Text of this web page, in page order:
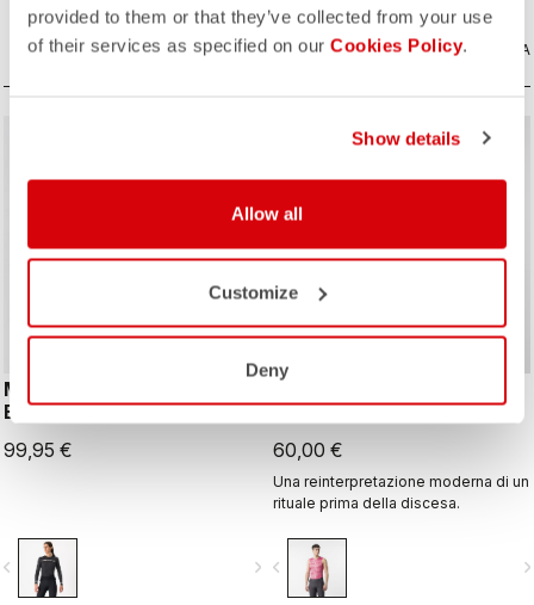
provided to them or that they’ve collected from your use
of their services as specified on our Cookies Policy.
Show details
Allow all
Customize
Deny
CONFRONTA CONFRONTA
MERINO SEAMLESS W
BASELAYER
99,95 €
navigate_next
BASE LAYER
60,00 €
Una reinterpretazione moderna di un
rituale prima della discesa.
navigate_before